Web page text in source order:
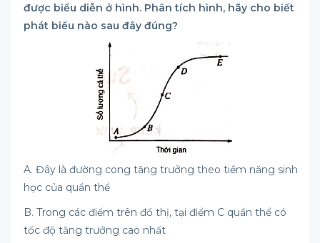
được biểu diễn ở hình. Phân tích hình, hãy cho biết
phát biểu nào sau đây đúng?
A. Đây là đường cong tăng trưởng theo tiềm năng sinh
học của quần thể
B. Trong các điểm trên đồ thị, tại điểm C quần thể có
tốc độ tăng trưởng cao nhất